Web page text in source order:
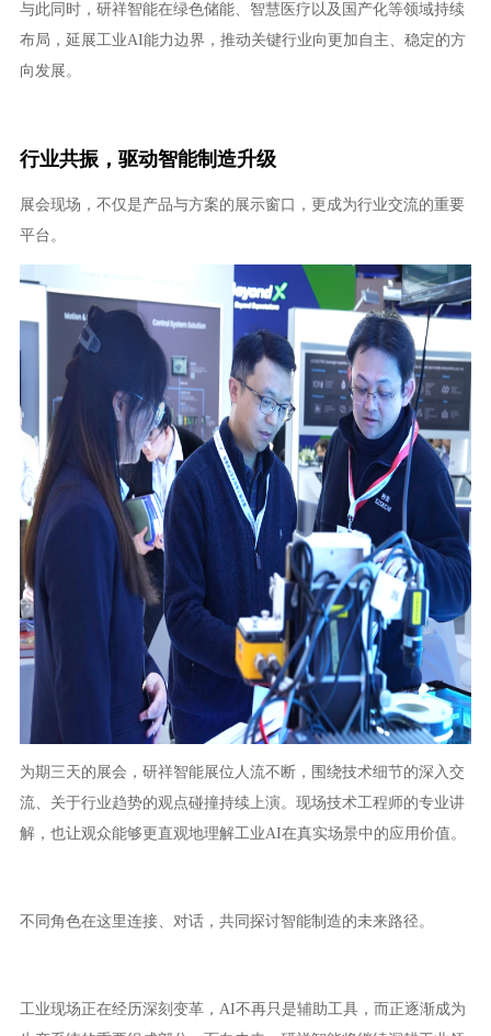
与此同时，研祥智能在绿色储能、智慧医疗以及国产化等领域持续
布局，延展工业AI能力边界，推动关键行业向更加自主、稳定的方
向发展。
行业共振，驱动智能制造升级
展会现场，不仅是产品与方案的展示窗口，更成为行业交流的重要
平台。
为期三天的展会，研祥智能展位人流不断，围绕技术细节的深入交
流、关于行业趋势的观点碰撞持续上演。现场技术工程师的专业讲
解，也让观众能够更直观地理解工业AI在真实场景中的应用价值。
不同角色在这里连接、对话，共同探讨智能制造的未来路径。
工业现场正在经历深刻变革，AI不再只是辅助工具，而正逐渐成为